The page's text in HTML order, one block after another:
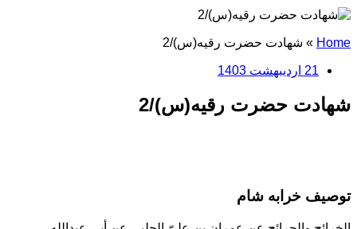
Home
» شهادت حضرت رقیه(س)/2
21 اردیبهشت 1403
شهادت حضرت رقیه(س)/2
توصیف خرابه شام